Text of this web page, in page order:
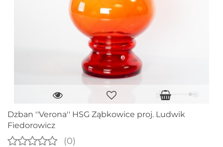
Dzban ''Verona'' HSG Ząbkowice proj. Ludwik
Fiedorowicz
(0)